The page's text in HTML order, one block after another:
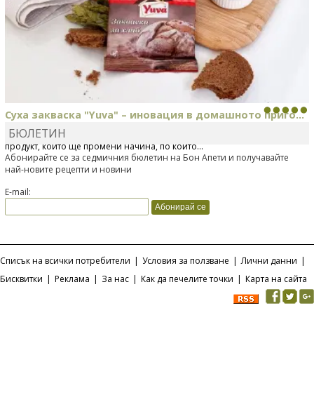
Суха закваска "Yuva" – иновация в домашното приго...
Отскоро Лесафр България стартира предлагането на изцяло нов
продукт, който ще промени начина, по който...
БЮЛЕТИН
Абонирайте се за седмичния бюлетин на Бон Апети и получавайте
най-новите рецепти и новини
E-mail:
Списък на всички потребители | Условия за ползване | Лични данни |
Бисквитки | Реклама | За нас | Как да печелите точки | Карта на сайта